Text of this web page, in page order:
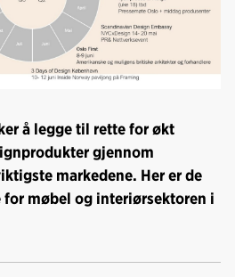
å legge til rette for økt
gjennom
markedene. Her er de
møbel og interiørsektoren i